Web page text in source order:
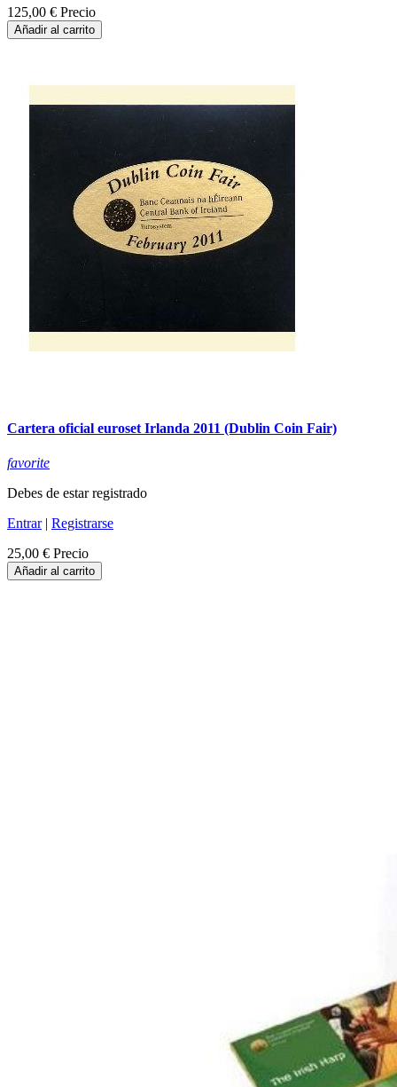
125,00 € Precio
Añadir al carrito
Cartera oficial euroset Irlanda 2011 (Dublin Coin Fair)
favorite
Debes de estar registrado
Entrar| Registrarse
25,00 € Precio
Añadir al carrito